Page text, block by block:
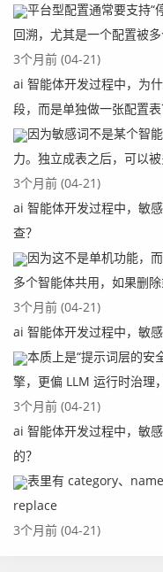
平台型配置通常要支持“
回溯，尤其是一个配置被多
3个月前 (04-21)
ai 智能体开发过程中，为
段，而是单独做一张配置表
因为敏感词不是某个智
力。独立成表之后，可以
3个月前 (04-21)
ai 智能体开发过程中，敏
查？
因为这不是单机功能，
多个智能体共用，如果删
3个月前 (04-21)
ai 智能体开发过程中，敏
本质上是“提示词层的安
擎，更偏 LLM 运行时治理
3个月前 (04-21)
ai 智能体开发过程中，敏
的？
表里有 category、
replace
3个月前 (04-21)